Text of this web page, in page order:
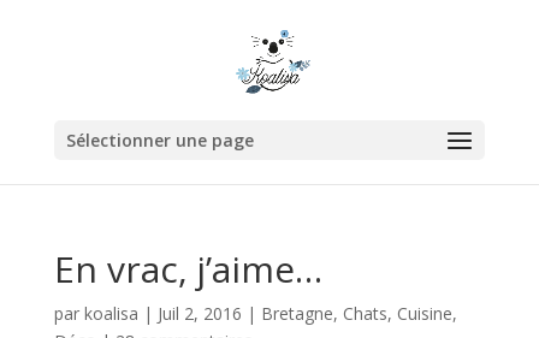
Sélectionner une page
En vrac, j’aime…
par koalisa | Juil 2, 2016 | Bretagne, Chats, Cuisine,